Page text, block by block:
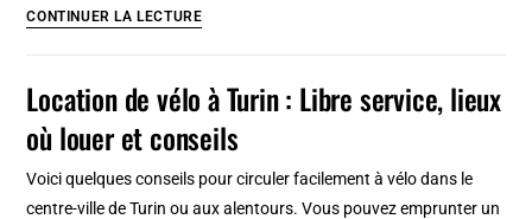
CONTINUER LA LECTUREMetro
et
transport
commun
Location de vélo à Turin : Libre service, lieux
où louer et conseils
Voici quelques conseils pour circuler facilement à vélo dans le
centre-ville de Turin ou aux alentours. Vous pouvez emprunter un